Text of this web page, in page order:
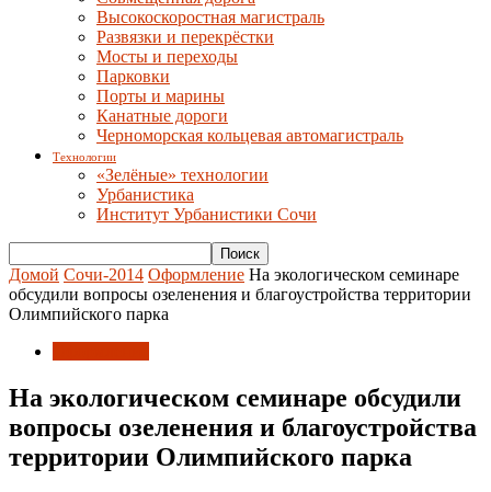
Высокоскоростная магистраль
Развязки и перекрёстки
Мосты и переходы
Парковки
Порты и марины
Канатные дороги
Черноморская кольцевая автомагистраль
Технологии
«Зелёные» технологии
Урбанистика
Институт Урбанистики Сочи
Домой Сочи-2014 Оформление На экологическом семинаре
обсудили вопросы озеленения и благоустройства территории
Олимпийского парка
На экологическом семинаре обсудили
вопросы озеленения и благоустройства
территории Олимпийского парка